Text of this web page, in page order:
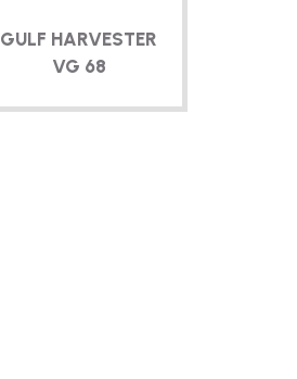
GULF HARVESTER
VG 68